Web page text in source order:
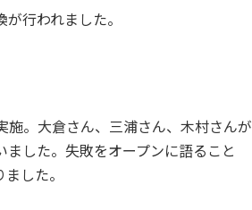
行われました。
。大倉さん、三浦さん、木村さんが
した。失敗をオープンに語ること
した。